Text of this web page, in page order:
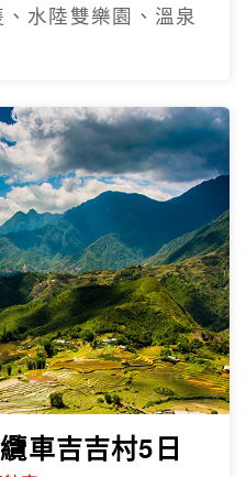
水陸雙樂園、溫泉
車吉吉村5日